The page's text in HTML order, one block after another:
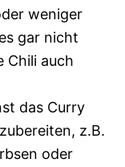
weniger
gar nicht
Chili auch
das Curry
z.B.
oder